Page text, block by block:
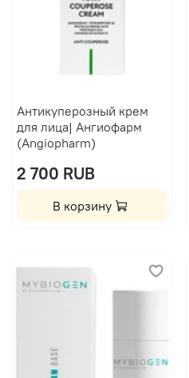
Антикуперозный крем
для лица| Ангиофарм
(Angiopharm)
2 700 RUB
В корзину